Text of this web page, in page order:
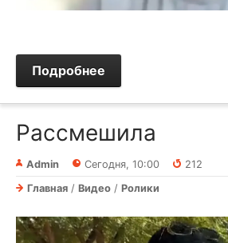
Подробнее
Рассмешила⁠⁠
Admin Сегодня, 10:00
212
Главная / Видео / Ролики